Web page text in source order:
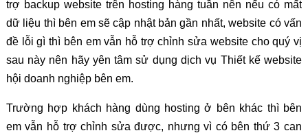
trợ backup website trên hosting hàng tuần nên nếu có mất
dữ liệu thì bên em sẽ cập nhật bản gần nhất, website có vấn
đề lỗi gì thì bên em vẫn hỗ trợ chỉnh sửa website cho quý vị
sau này nên hãy yên tâm sử dụng dịch vụ Thiết kế website
hội doanh nghiệp bên em.
Trường hợp khách hàng dùng hosting ở bên khác thì bên
em vẫn hỗ trợ chỉnh sửa được, nhưng vì có bên thứ 3 can